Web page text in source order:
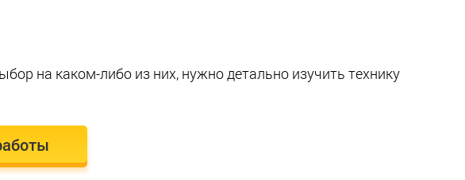
на каком-либо из них, нужно детально изучить технику